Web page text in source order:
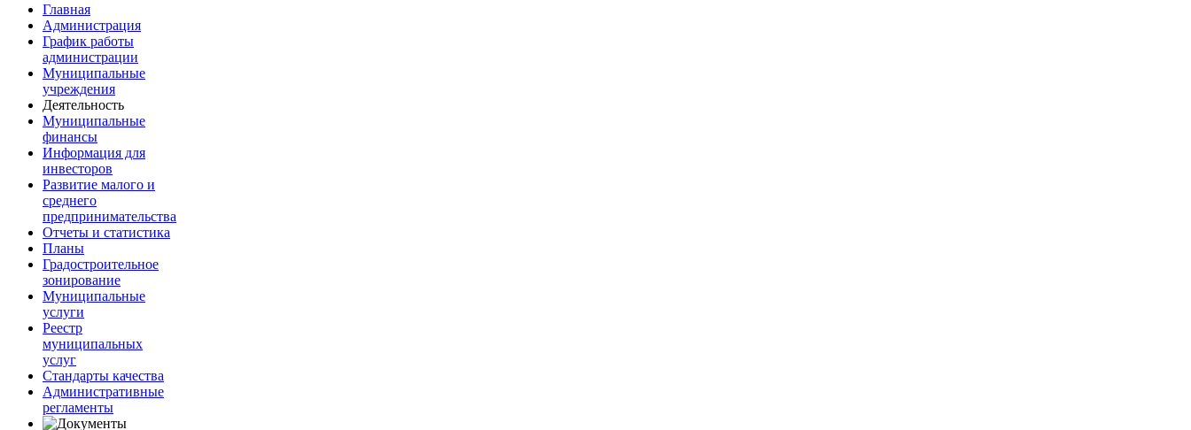
Главная
Администрация
График работы
администрации
Муниципальные
учреждения
Деятельность
Муниципальные
финансы
Информация для
инвесторов
Развитие малого и
среднего
предпринимательства
Отчеты и статистика
Планы
Градостроительное
зонирование
Муниципальные
услуги
Реестр
муниципальных
услуг
Стандарты качества
Административные
регламенты